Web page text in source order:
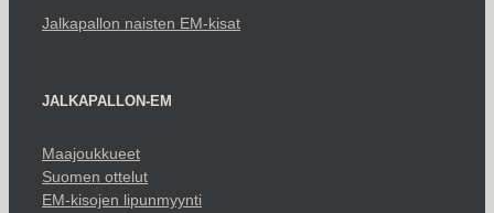
Jalkapallon naisten EM-kisat
JALKAPALLON-EM
Maajoukkueet
Suomen ottelut
EM-kisojen lipunmyynti